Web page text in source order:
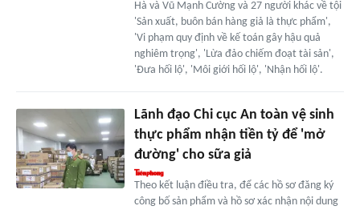
Hà và Vũ Mạnh Cường và 27 người khác về tội
'Sản xuất, buôn bán hàng giả là thực phẩm',
'Vi phạm quy định về kế toán gây hậu quả
nghiêm trọng', 'Lừa đảo chiếm đoạt tài sản',
'Đưa hối lộ', 'Môi giới hối lộ', 'Nhận hối lộ'.
Lãnh đạo Chi cục An toàn vệ sinh
thực phẩm nhận tiền tỷ để 'mở
đường' cho sữa giả
Theo kết luận điều tra, để các hồ sơ đăng ký
công bố sản phẩm và hồ sơ xác nhận nội dung